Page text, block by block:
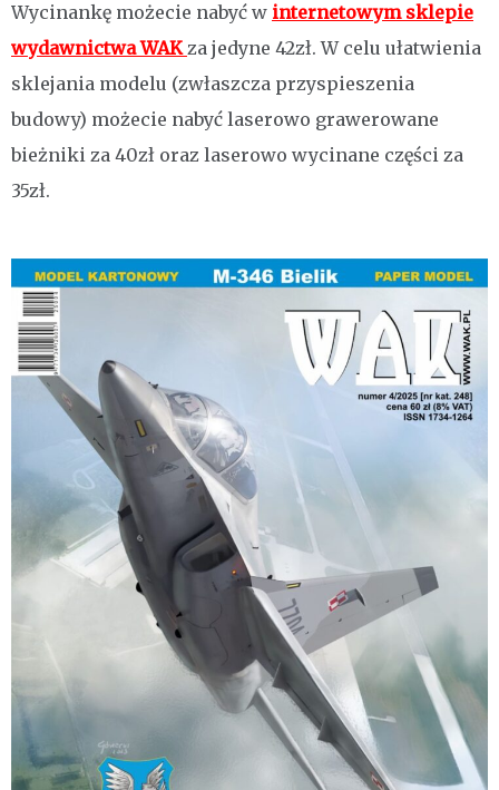
Wycinankę możecie nabyć w internetowym sklepie
wydawnictwa WAK za jedyne 42zł. W celu ułatwienia
sklejania modelu (zwłaszcza przyspieszenia
budowy) możecie nabyć laserowo grawerowane
bieżniki za 40zł oraz laserowo wycinane części za
35zł.